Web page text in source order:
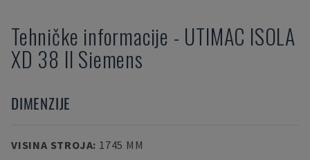
Tehničke informacije - UTIMAC ISOLA
XD 38 II Siemens
DIMENZIJE
VISINA STROJA: 1745 MM